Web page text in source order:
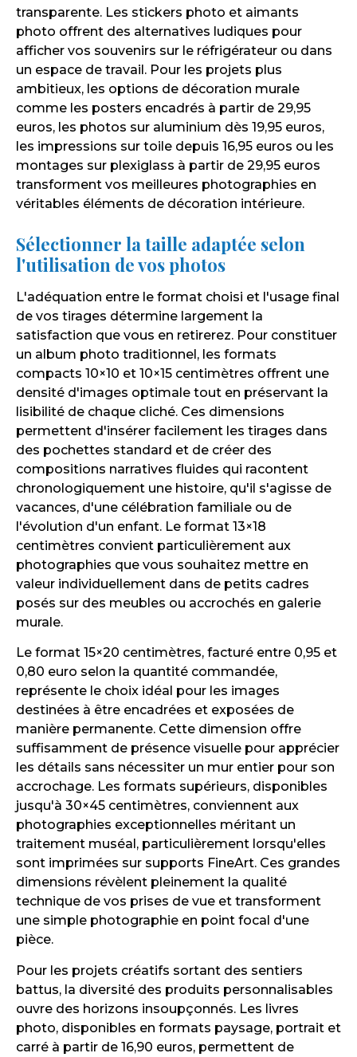
transparente. Les stickers photo et aimants
photo offrent des alternatives ludiques pour
afficher vos souvenirs sur le réfrigérateur ou dans
un espace de travail. Pour les projets plus
ambitieux, les options de décoration murale
comme les posters encadrés à partir de 29,95
euros, les photos sur aluminium dès 19,95 euros,
les impressions sur toile depuis 16,95 euros ou les
montages sur plexiglass à partir de 29,95 euros
transforment vos meilleures photographies en
véritables éléments de décoration intérieure.
Sélectionner la taille adaptée selon
l'utilisation de vos photos
L'adéquation entre le format choisi et l'usage final
de vos tirages détermine largement la
satisfaction que vous en retirerez. Pour constituer
un album photo traditionnel, les formats
compacts 10×10 et 10×15 centimètres offrent une
densité d'images optimale tout en préservant la
lisibilité de chaque cliché. Ces dimensions
permettent d'insérer facilement les tirages dans
des pochettes standard et de créer des
compositions narratives fluides qui racontent
chronologiquement une histoire, qu'il s'agisse de
vacances, d'une célébration familiale ou de
l'évolution d'un enfant. Le format 13×18
centimètres convient particulièrement aux
photographies que vous souhaitez mettre en
valeur individuellement dans de petits cadres
posés sur des meubles ou accrochés en galerie
murale.
Le format 15×20 centimètres, facturé entre 0,95 et
0,80 euro selon la quantité commandée,
représente le choix idéal pour les images
destinées à être encadrées et exposées de
manière permanente. Cette dimension offre
suffisamment de présence visuelle pour apprécier
les détails sans nécessiter un mur entier pour son
accrochage. Les formats supérieurs, disponibles
jusqu'à 30×45 centimètres, conviennent aux
photographies exceptionnelles méritant un
traitement muséal, particulièrement lorsqu'elles
sont imprimées sur supports FineArt. Ces grandes
dimensions révèlent pleinement la qualité
technique de vos prises de vue et transforment
une simple photographie en point focal d'une
pièce.
Pour les projets créatifs sortant des sentiers
battus, la diversité des produits personnalisables
ouvre des horizons insoupçonnés. Les livres
photo, disponibles en formats paysage, portrait et
carré à partir de 16,90 euros, permettent de